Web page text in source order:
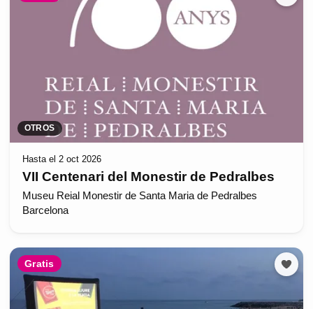
OTROS
Hasta el 2 oct 2026
VII Centenari del Monestir de Pedralbes
Museu Reial Monestir de Santa Maria de Pedralbes
Barcelona
Gratis